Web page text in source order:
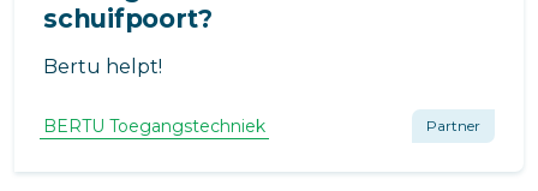
schuifpoort?
Bertu helpt!
BERTU Toegangstechniek Partner